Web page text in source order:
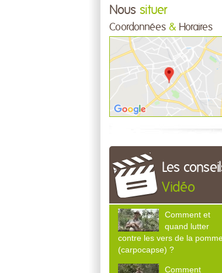
Nous situer
Coordonnées & Horaires
Les
Vidéo
Comment et
quand lutter
contre les vers de la
(carpocapse) ?
Comment